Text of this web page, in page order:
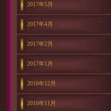
2017年5月
2017年4月
2017年2月
2017年1月
2016年12月
2016年11月